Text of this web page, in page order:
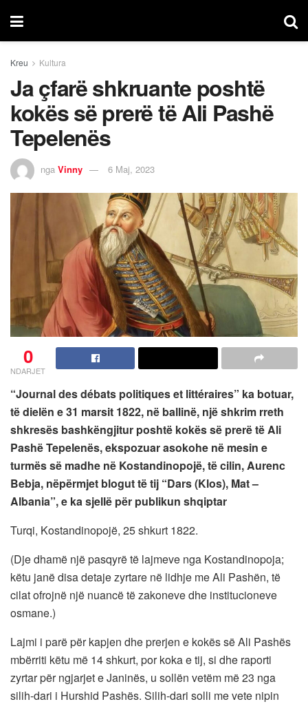
Kreu Kultura
Ja çfarë shkruante poshtë
kokës së prerë të Ali Pashë
Tepelenës
nga Vinny 6 Maj, 2023
0
NDARJET
“Journal des débats politiques et littéraires” ka botuar,
të dielën e 31 marsit 1822, në ballinë, një shkrim rreth
shkresës bashkëngjitur poshtë kokës së prerë të Ali
Pashë Tepelenës, ekspozuar asokohe në mesin e
turmës së madhe në Kostandinopojë, të cilin, Aurenc
Bebja, nëpërmjet blogut të tij “Dars (Klos), Mat –
Albania”, e ka sjellë për publikun shqiptar
Turqi, Kostandinopojë, 25 shkurt 1822.
(Dje dhamë një pasqyrë të lajmeve nga Kostandinopoja;
këtu janë disa detaje zyrtare në lidhje me Ali Pashën, të
cilat ofrojnë një nuancë të zakoneve dhe institucioneve
osmane.)
Lajmi i parë për kapjen dhe prerjen e kokës së Ali Pashës
mbërriti këtu më 14 shkurt, por koka e tij, si dhe raporti
zyrtar për ngjarjet e Janinës, u sollën vetëm më 23 nga
silih-dari i Hurshid Pashës. Silih-dari solli me vete nipin